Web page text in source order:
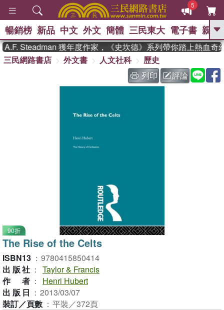
5
GO
熱搜： 東野圭吾 、
The Odyssey 、 父親節 、 如果歷
史是一群喵 、 暑期推薦 、 國際布克
偉大的迷走神經
暢銷榜 新品 中文 外文 簡體 三民東大 電子書 親子
Steadman 獲年度作家，《史坎德》系列帶你踏上熱血奇幻
三民網路書店
外文書 人文社科
歷史
列印
評論
90折
The Rise of the Celts
ISBN13 ： 9780415850414
出版社 ： Taylor & Francis
作者 ：
Henri Hubert
出版日 ： 2013/03/07
裝訂／頁數 ： 平裝／372頁